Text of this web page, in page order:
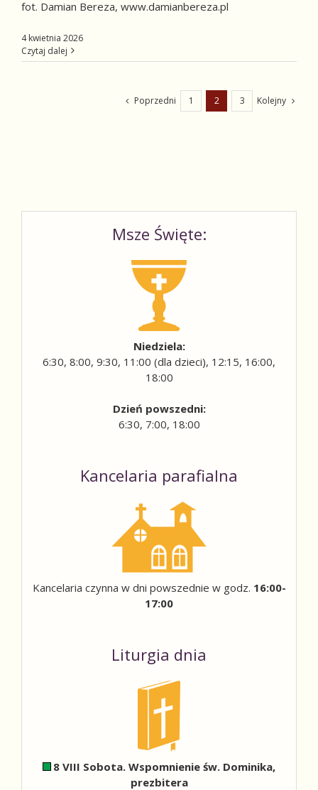
fot. Damian Bereza, www.damianbereza.pl
4 kwietnia 2026
Czytaj dalej
Poprzedni 1 2 3 Kolejny
Msze Święte:
Niedziela:
6:30, 8:00, 9:30, 11:00 (dla dzieci), 12:15, 16:00,
18:00
Dzień powszedni:
6:30, 7:00, 18:00
Kancelaria parafialna
Kancelaria czynna w dni powszednie w godz. 16:00-
17:00
Liturgia dnia
8 VIII Sobota. Wspomnienie św. Dominika,
prezbitera